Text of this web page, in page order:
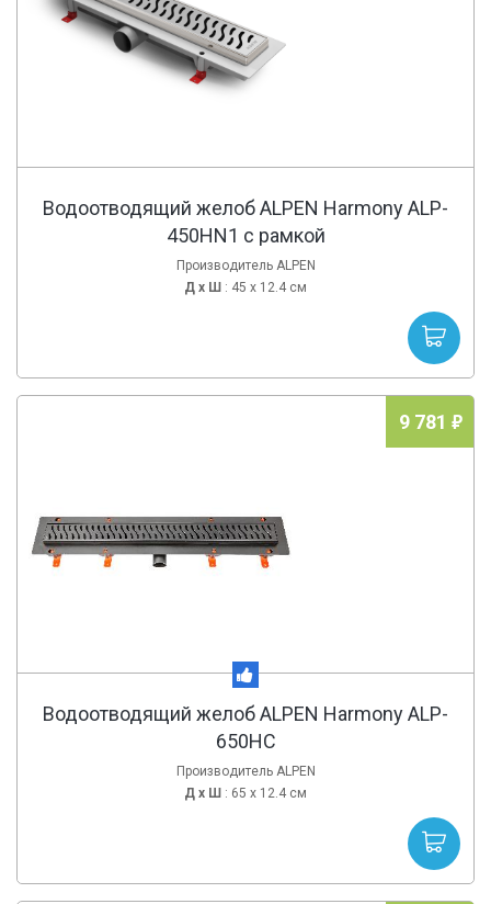
Водоотводящий желоб ALPEN Harmony ALP-
450HN1 с рамкой
Производитель ALPEN
Д х Ш : 45 x 12.4 см
9 781
Водоотводящий желоб ALPEN Harmony ALP-
650HC
Производитель ALPEN
Д х Ш : 65 x 12.4 см